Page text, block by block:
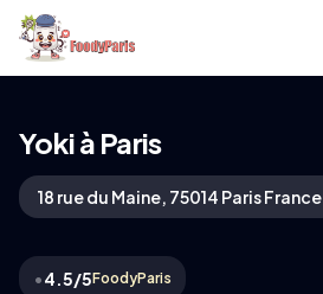
Yoki à Paris
18 rue du Maine, 75014 Paris France
•4.5/5FoodyParis